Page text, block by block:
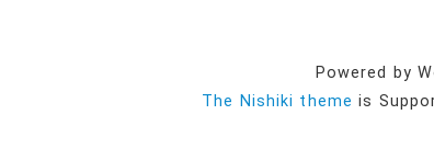
Powered by
The Nishiki theme is